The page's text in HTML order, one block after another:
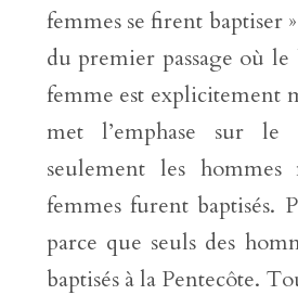
femmes se firent baptiser
du premier passage où le
femme est explicitement
met l’emphase sur
seulement les hommes
femmes furent baptisés.
parce que seuls des
baptisés à la Pentecôte.